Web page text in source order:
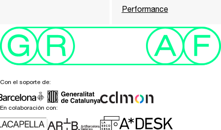
Performance
Con el soporte de:
En colaboración con: